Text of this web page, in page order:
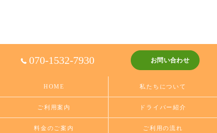
070-1532-7930 お問い合わせ
HOME 私たちについて
ご利用案内 ドライバー紹介
料金のご案内 ご利用の流れ